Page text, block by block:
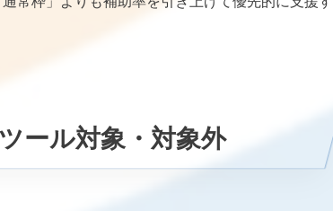
ール対象・対象外